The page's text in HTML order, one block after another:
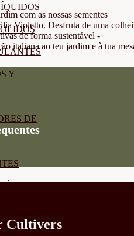
Y
DE
com as nossas sementes
Violetto. Desfruta de uma
de forma sustentável -
italiana ao teu jardim e à tua
Cultivers